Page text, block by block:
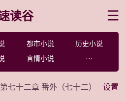
读谷
都市小说
历史小说
言情小说 ···
设置
七十二章 番外（七十二）